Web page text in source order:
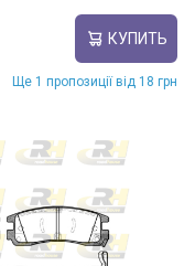
КУПИТЬ
Ще 1 пропозиції від 18 грн